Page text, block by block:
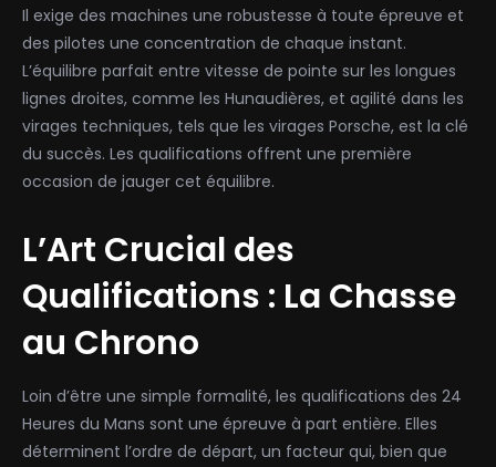
Il exige des machines une robustesse à toute épreuve et
des pilotes une concentration de chaque instant.
L’équilibre parfait entre vitesse de pointe sur les longues
lignes droites, comme les Hunaudières, et agilité dans les
virages techniques, tels que les virages Porsche, est la clé
du succès. Les qualifications offrent une première
occasion de jauger cet équilibre.
L’Art Crucial des
Qualifications : La Chasse
au Chrono
Loin d’être une simple formalité, les qualifications des 24
Heures du Mans sont une épreuve à part entière. Elles
déterminent l’ordre de départ, un facteur qui, bien que